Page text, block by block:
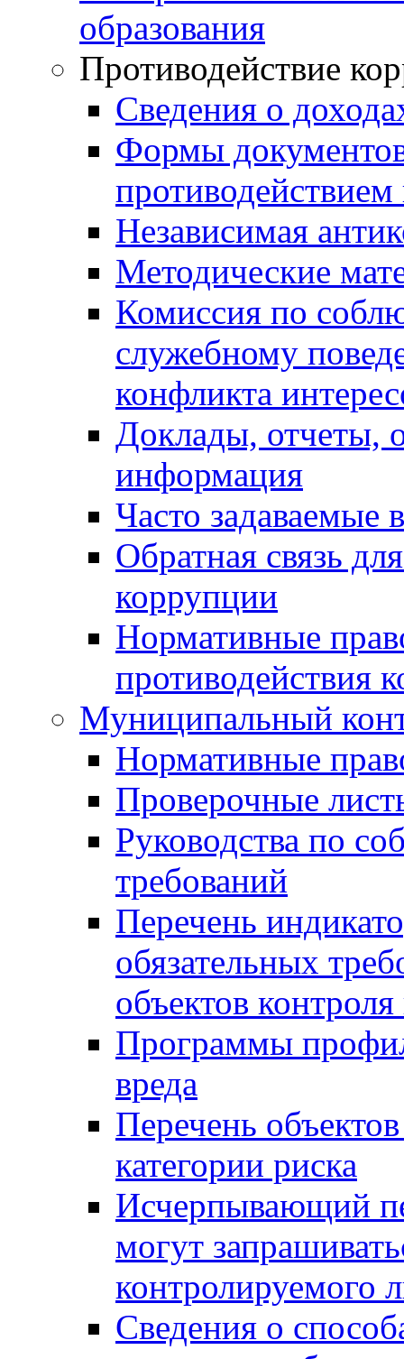
образования
Противодействие
Сведения о
Формы
Независимая
Методические
Комиссия по
служебному
конфликта
Доклады, отчеты,
информация
Часто задаваемые
Обратная связь
коррупции
Нормативные
противодействия
Муниципальный
Нормативные
Проверочные
Руководства по
требований
Перечень
обязательных
объектов
Программы
вреда
Перечень
категории риска
Исчерпывающий
могут
контролируемого
Сведения о